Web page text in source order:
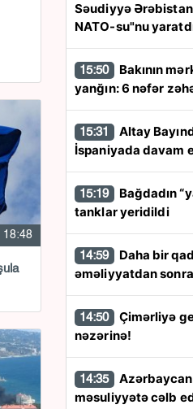
18:48
Səudiyyə
NATO-su"nu
15:50
yanğın: 6 nəfər
15:31
İspaniyada davam
15:19
tanklar yeridildi
14:59
əməliyyatdan
14:50
nəzərinə!
14:35
məsuliyyətə cəlb